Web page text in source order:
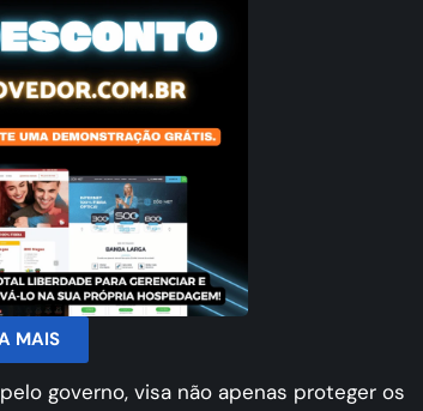
MAIS
governo, visa não apenas proteger os